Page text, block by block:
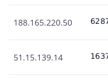
188.165.220.50
51.15.139.14